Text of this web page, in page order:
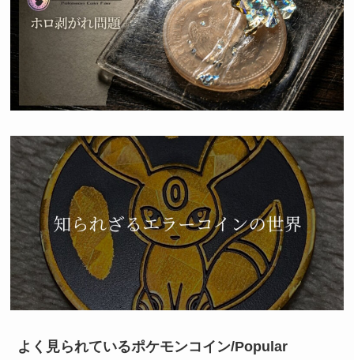
よく見られているポケモンコイン/Popular